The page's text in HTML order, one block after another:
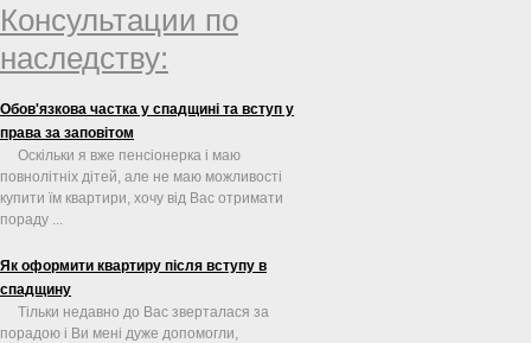
Консультации по
наследству:
Обов'язкова частка у спадщині та вступ у
права за заповітом
Оскільки я вже пенсіонерка і маю
повнолітніх дітей, але не маю можливості
купити їм квартири, хочу від Вас отримати
пораду ...
Як оформити квартиру після вступу в
спадщину
Тільки недавно до Вас зверталася за
порадою і Ви мені дуже допомогли,